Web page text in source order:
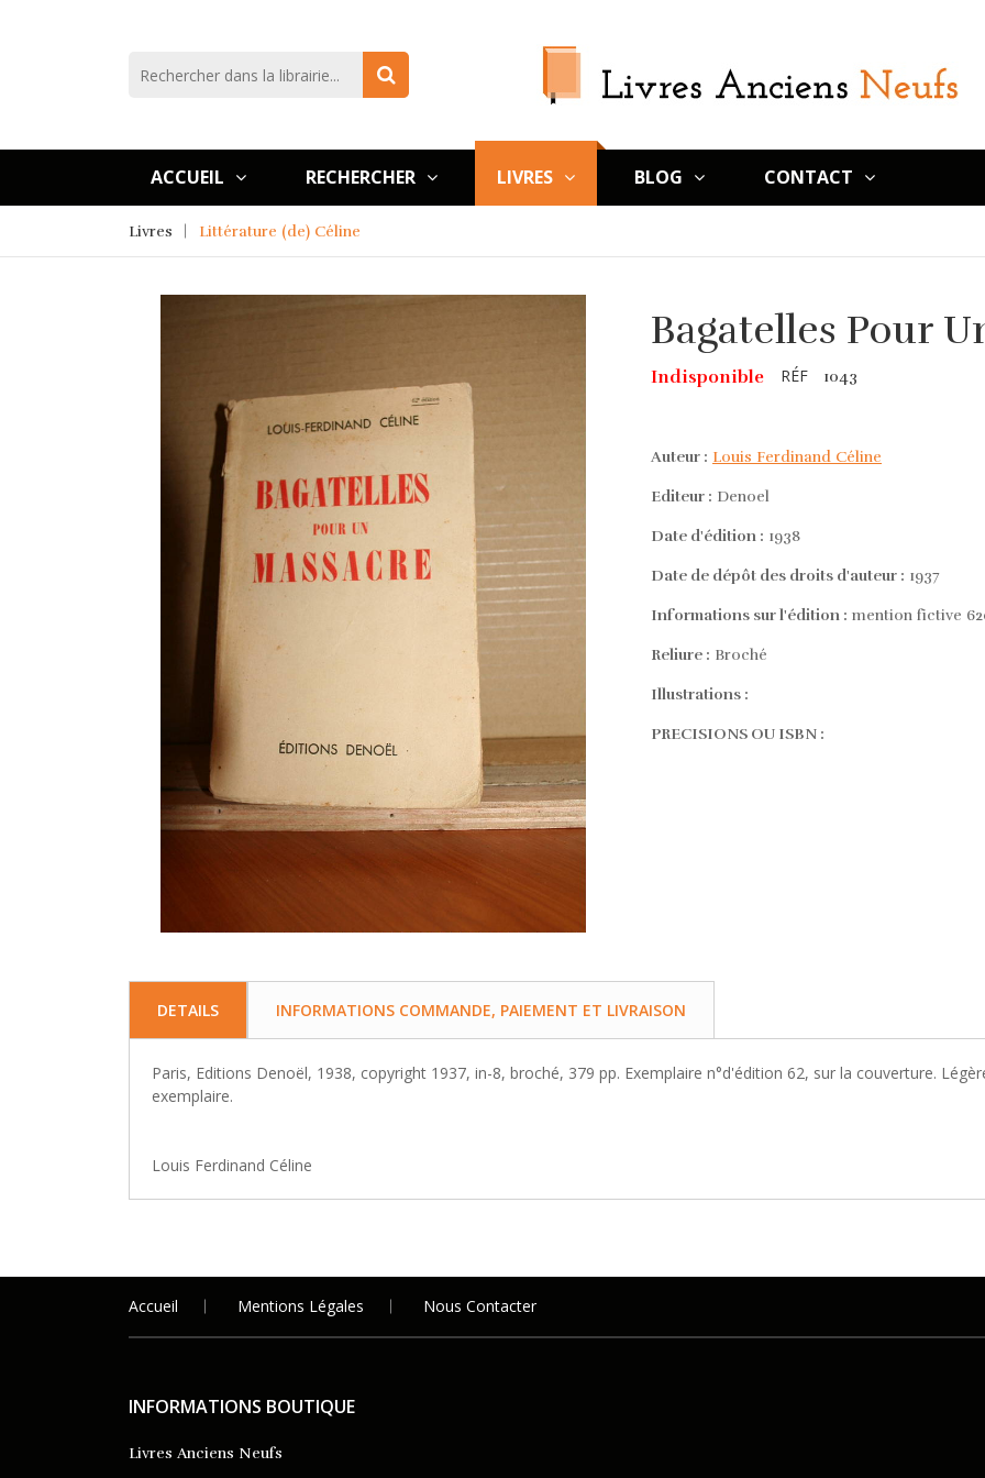
ACCUEIL RECHERCHER LIVRES BLOG CONTACT
Livres Littérature (de) Céline
Bagatelles Pour
Indisponible RÉF 1043
Auteur : Louis Ferdinand Céline
Editeur : Denoel
Date d'édition : 1938
Date de dépôt des droits d'auteur : 1937
Informations sur l'édition : mention fictive
Reliure : Broché
Illustrations :
PRECISIONS OU ISBN :
DETAILS INFORMATIONS COMMANDE, PAIEMENT ET LIVRAISON
Paris, Editions Denoël, 1938, copyright 1937, in-8, broché, 379 pp. Exemplaire n°d'édition 62, sur la couverture.
exemplaire.
Louis Ferdinand Céline
Accueil Mentions Légales Nous Contacter
INFORMATIONS BOUTIQUE
Livres Anciens Neufs